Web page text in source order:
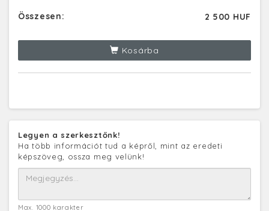
Összesen: 2 500 HUF
Kosárba
Legyen a szerkesztőnk!
Ha több információt tud a képről, mint az eredeti
képszöveg, ossza meg velünk!
Max. 1000 karakter